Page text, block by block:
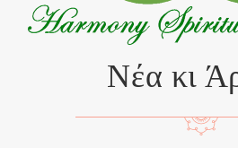
Νέα κι